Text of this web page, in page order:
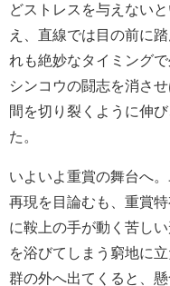
どストレスを与えない
え、直線では目の前に
れも絶妙なタイミング
シンコウの闘志を消さ
間を切り裂くように伸
た。
いよいよ重賞の舞台へ
再現を目論むも、重賞
に鞍上の手が動く苦し
を浴びてしまう窮地に
群の外へ出てくると、